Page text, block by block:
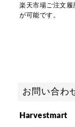
楽天市場ご注文
が可能です。
お問い合わ
Harvestmart